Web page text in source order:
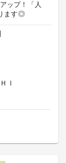
ップ！「人
ます◎
Ｉ